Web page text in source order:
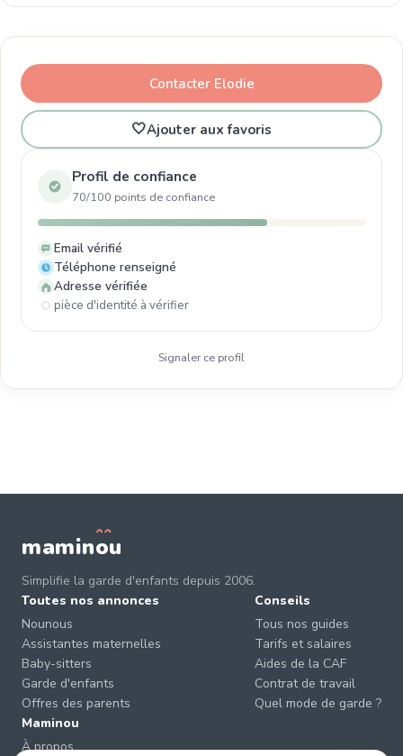
Contacter Elodie
🤍Ajouter aux favoris
Profil de confiance
70/100 points de confiance
Email vérifié
Téléphone renseigné
Adresse vérifiée
pièce d'identité à vérifier
Signaler ce profil
maminou
Simplifie la garde d'enfants depuis 2006.
Toutes nos annonces
Nounous
Assistantes maternelles
Baby-sitters
Garde d'enfants
Offres des parents
Conseils
Tous nos guides
Tarifs et salaires
Aides de la CAF
Contrat de travail
Quel mode de garde ?
Maminou
À propos